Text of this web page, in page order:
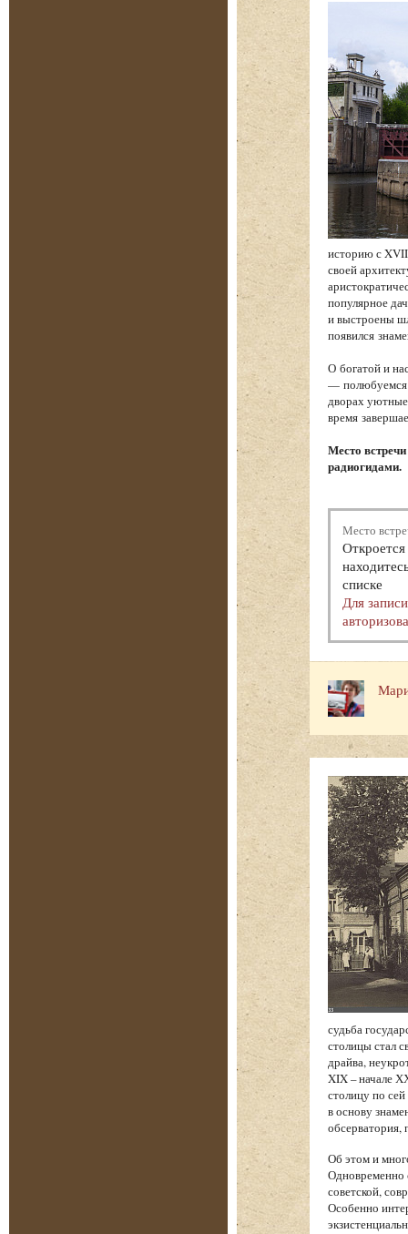
историю с
своей
популярное
и выстроены
появился
О богатой и
— полюбуемся
дворах
время
Место
радиогидами.
Место
списке
Для
судьба
столицы стал
драйва,
XIX – начале
столицу по
в основу
обсерватория,
Об этом и
Одновременно
советской,
Особенно